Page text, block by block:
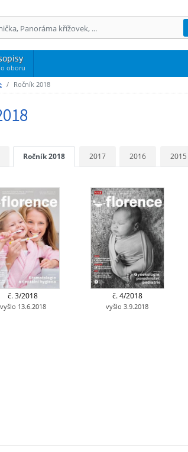
oboru
Ročník 2018
Ročník 2018 2017 2016 2015
č. 3/2018
vyšlo 13.6.2018
č. 4/2018
vyšlo 3.9.2018